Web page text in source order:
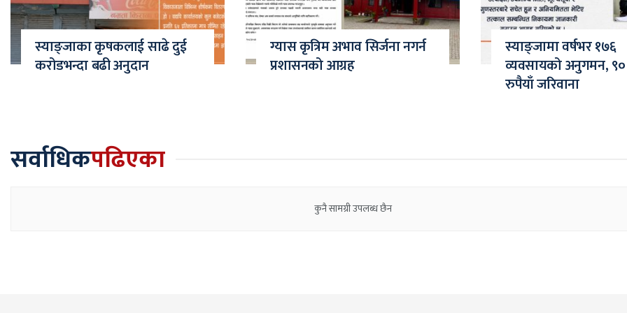
स्याङ्जाका कृषकलाई साढे दुई
करोडभन्दा बढी अनुदान
ग्यास कृत्रिम अभाव सिर्जना नगर्न
प्रशासनको आग्रह
स्याङ्जामा वर्षभर १७६
व्यवसायको अनुगमन,
रुपैयाँ जरिवाना
सर्वाधिकपढिएका
कुनै सामग्री उपलब्ध छैन